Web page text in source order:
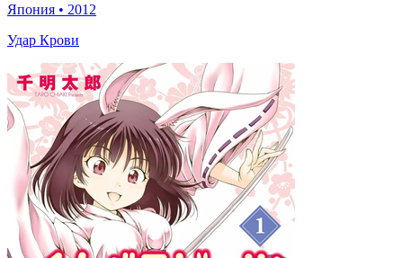
Япония • 2012
Удар Крови